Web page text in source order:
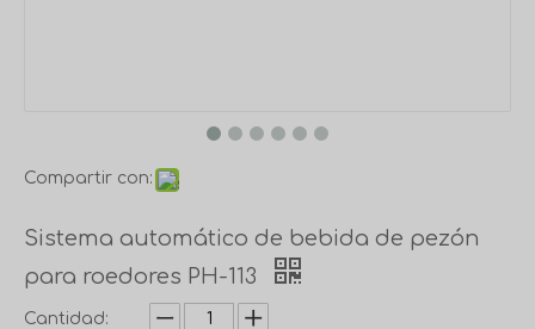
Compartir con:
Sistema automático de bebida de pezón
para roedores PH-113
Cantidad: